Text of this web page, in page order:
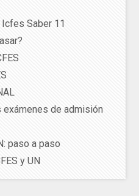
Saber 11
exámenes de admisión
paso a paso
y UN